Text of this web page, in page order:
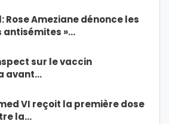
Rose Ameziane dénonce les
antisémites »…
sur le vaccin
avant…
VI reçoit la première dose
la…